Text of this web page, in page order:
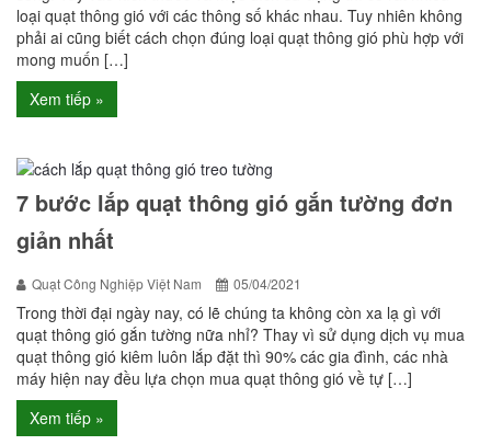
loại quạt thông gió với các thông số khác nhau. Tuy nhiên không
phải ai cũng biết cách chọn đúng loại quạt thông gió phù hợp với
mong muốn […]
Xem tiếp »
7 bước lắp quạt thông gió gắn tường đơn
giản nhất
Quạt Công Nghiệp Việt Nam 05/04/2021
Trong thời đại ngày nay, có lẽ chúng ta không còn xa lạ gì với
quạt thông gió gắn tường nữa nhỉ? Thay vì sử dụng dịch vụ mua
quạt thông gió kiêm luôn lắp đặt thì 90% các gia đình, các nhà
máy hiện nay đều lựa chọn mua quạt thông gió về tự […]
Xem tiếp »